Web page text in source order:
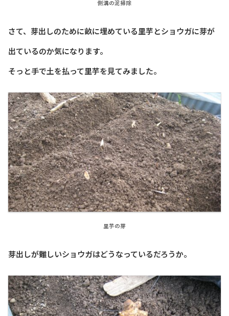
側溝の泥掃除
さて、芽出しのために畝に埋めている里芋とショウガに芽が
出ているのか気になります。
そっと手で土を払って里芋を見てみました。
里芋の芽
芽出しが難しいショウガはどうなっているだろうか。